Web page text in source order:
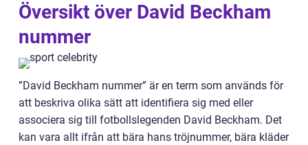
Översikt över David Beckham
nummer
”David Beckham nummer” är en term som används för
att beskriva olika sätt att identifiera sig med eller
associera sig till fotbollslegenden David Beckham. Det
kan vara allt ifrån att bära hans tröjnummer, bära kläder